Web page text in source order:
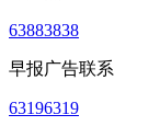
63883838
早报广告联系
63196319